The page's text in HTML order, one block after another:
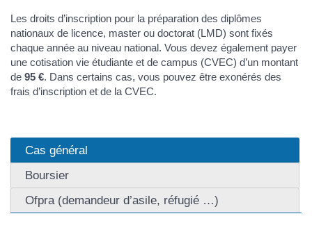
Les droits d’inscription pour la préparation des diplômes
nationaux de licence, master ou doctorat (LMD) sont fixés
chaque année au niveau national. Vous devez également payer
une cotisation vie étudiante et de campus (CVEC) d’un montant
de 95 €. Dans certains cas, vous pouvez être exonérés des
frais d’inscription et de la CVEC.
Cas général
Boursier
Ofpra (demandeur d’asile, réfugié …)